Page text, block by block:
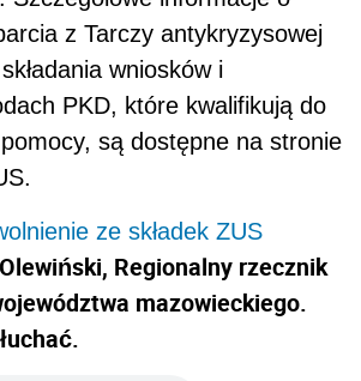
z Tarczy antykryzysowej
wniosków i
PKD, które kwalifikują do
są dostępne na stronie
ze składek ZUS
Regionalny rzecznik
mazowieckiego.